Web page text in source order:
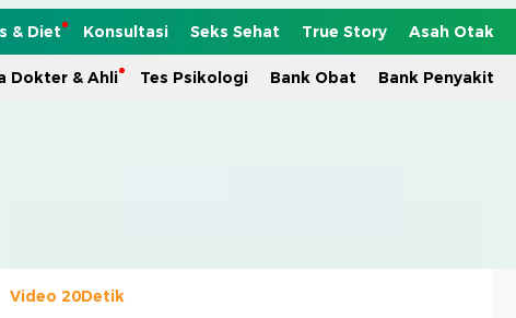
& Diet Konsultasi Seks Sehat True Story Asah Otak
Dokter & Ahli Tes Psikologi Bank Obat Bank Penyakit
Video 20Detik